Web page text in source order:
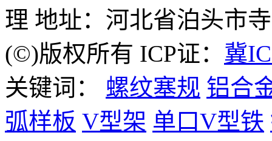
理 地址：河北省泊头市
(©)版权所有 ICP证： 冀
关键词： 螺纹塞规 铝合
弧样板 V型架 单口V型铁